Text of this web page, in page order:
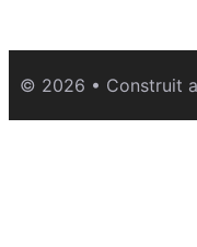
© 2026 • Construit